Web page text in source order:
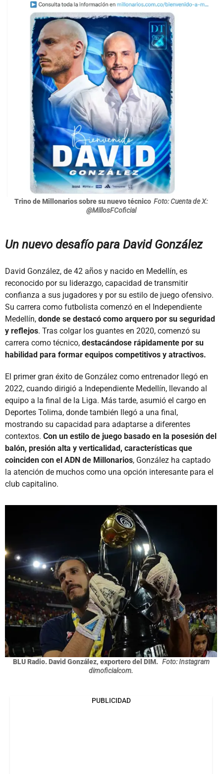
Trino de Millonarios sobre su nuevo técnico Foto: Cuenta de X:
@MillosFCoficial
Un nuevo desafío para David González
David González, de 42 años y nacido en Medellín, es
reconocido por su liderazgo, capacidad de transmitir
confianza a sus jugadores y por su estilo de juego ofensivo.
Su carrera como futbolista comenzó en el Independiente
Medellín, donde se destacó como arquero por su seguridad
y reflejos. Tras colgar los guantes en 2020, comenzó su
carrera como técnico, destacándose rápidamente por su
habilidad para formar equipos competitivos y atractivos.
El primer gran éxito de González como entrenador llegó en
2022, cuando dirigió a Independiente Medellín, llevando al
equipo a la final de la Liga. Más tarde, asumió el cargo en
Deportes Tolima, donde también llegó a una final,
mostrando su capacidad para adaptarse a diferentes
contextos. Con un estilo de juego basado en la posesión del
balón, presión alta y verticalidad, características que
coinciden con el ADN de Millonarios, González ha captado
la atención de muchos como una opción interesante para el
club capitalino.
BLU Radio. David González, exportero del DIM. Foto: Instagram
dimoficialcom.
PUBLICIDAD